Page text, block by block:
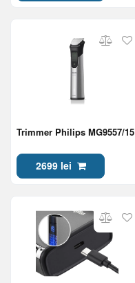
Trimmer Philips MG9557/15
2699 lei